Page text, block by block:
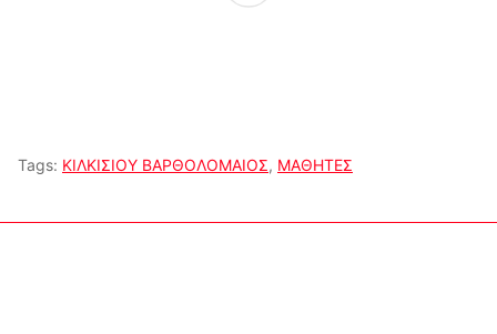
Tags: ΚΙΛΚΙΣΙΟΥ ΒΑΡΘΟΛΟΜΑΙΟΣ, ΜΑΘΗΤΕΣ